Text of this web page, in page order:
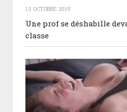
13 OCTOBRE 2015
Une prof se déshabille
classe